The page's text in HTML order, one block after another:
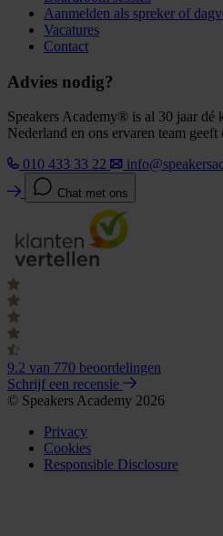
Aanmelden als spreker of
Vacatures
Contact
Advies nodig?
Speakers Academy® is al 30 jaar dé
Nederland en ons ervaren team
010 433 33 22
Chat met ons
9.2 van 770 beoordelingen
Schrijf een recensie
© Speakers Academy 2026
Privacy
Cookies
Responsible Disclosure